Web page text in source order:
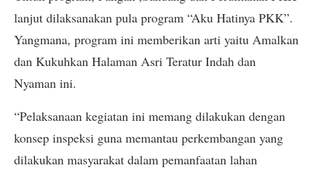
lanjut dilaksanakan pula program “Aku Hatinya PKK”.
Yangmana, program ini memberikan arti yaitu Amalkan
dan Kukuhkan Halaman Asri Teratur Indah dan
Nyaman ini.
“Pelaksanaan kegiatan ini memang dilakukan dengan
konsep inspeksi guna memantau perkembangan yang
dilakukan masyarakat dalam pemanfaatan lahan